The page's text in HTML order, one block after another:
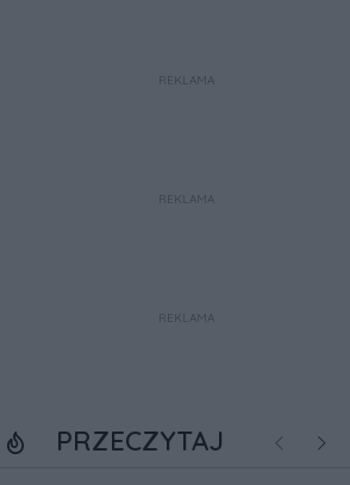
REKLAMA
REKLAMA
REKLAMA
PRZECZYTAJ